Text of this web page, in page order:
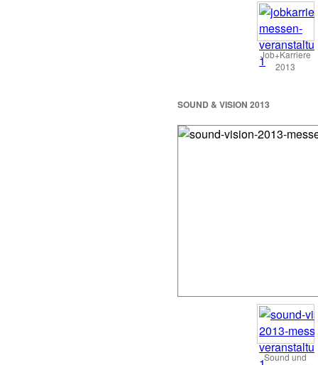
Job+Karriere
2013
SOUND & VISION 2013
Sound und